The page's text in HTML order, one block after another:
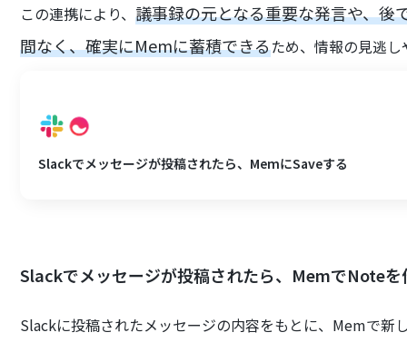
この連携により、議事録の元となる重要な発言や、後
間なく、確実にMemに蓄積できるため、情報の見逃
Slackでメッセージが投稿されたら、MemにSaveする
Slackでメッセージが投稿されたら、MemでNoteを
Slackに投稿されたメッセージの内容をもとに、Memで新